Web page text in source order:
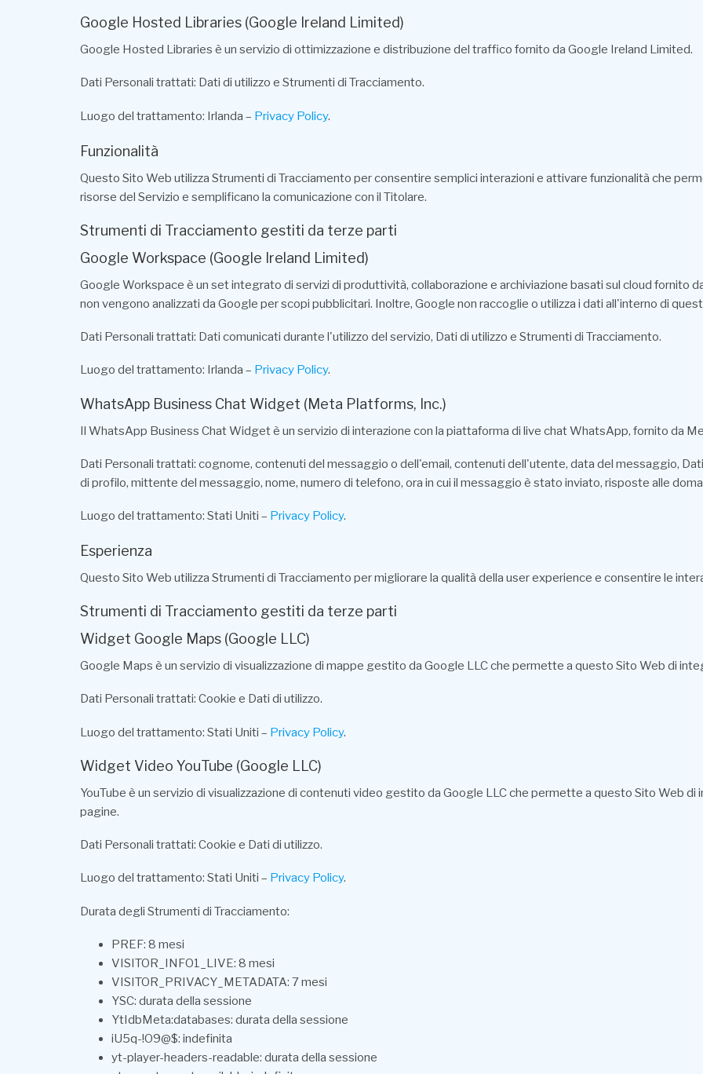
Google Hosted Libraries (Google Ireland Limited)
Google Hosted Libraries è un servizio di ottimizzazione e distribuzione del traffico fornito da Google Ireland Limited.
Dati Personali trattati: Dati di utilizzo e Strumenti di Tracciamento.
Luogo del trattamento: Irlanda – Privacy Policy.
Funzionalità
Questo Sito Web utilizza Strumenti di Tracciamento per consentire semplici interazioni e attivare funzionalità che
risorse del Servizio e semplificano la comunicazione con il Titolare.
Strumenti di Tracciamento gestiti da terze parti
Google Workspace (Google Ireland Limited)
Google Workspace è un set integrato di servizi di produttività, collaborazione e archiviazione basati sul cloud fornito
non vengono analizzati da Google per scopi pubblicitari. Inoltre, Google non raccoglie o utilizza i dati all'interno di
Dati Personali trattati: Dati comunicati durante l'utilizzo del servizio, Dati di utilizzo e Strumenti di Tracciamento.
Luogo del trattamento: Irlanda – Privacy Policy.
WhatsApp Business Chat Widget (Meta Platforms, Inc.)
Il WhatsApp Business Chat Widget è un servizio di interazione con la piattaforma di live chat WhatsApp, fornito da
Dati Personali trattati: cognome, contenuti del messaggio o dell'email, contenuti dell'utente, data del messaggio,
di profilo, mittente del messaggio, nome, numero di telefono, ora in cui il messaggio è stato inviato, risposte alle
Luogo del trattamento: Stati Uniti – Privacy Policy.
Esperienza
Questo Sito Web utilizza Strumenti di Tracciamento per migliorare la qualità della user experience e consentire le
Strumenti di Tracciamento gestiti da terze parti
Widget Google Maps (Google LLC)
Google Maps è un servizio di visualizzazione di mappe gestito da Google LLC che permette a questo Sito Web di
Dati Personali trattati: Cookie e Dati di utilizzo.
Luogo del trattamento: Stati Uniti – Privacy Policy.
Widget Video YouTube (Google LLC)
YouTube è un servizio di visualizzazione di contenuti video gestito da Google LLC che permette a questo Sito Web
pagine.
Dati Personali trattati: Cookie e Dati di utilizzo.
Luogo del trattamento: Stati Uniti – Privacy Policy.
Durata degli Strumenti di Tracciamento:
PREF: 8 mesi
VISITOR_INFO1_LIVE: 8 mesi
VISITOR_PRIVACY_METADATA: 7 mesi
YSC: durata della sessione
YtIdbMeta:databases: durata della sessione
iU5q-!O9@$: indefinita
yt-player-headers-readable: durata della sessione